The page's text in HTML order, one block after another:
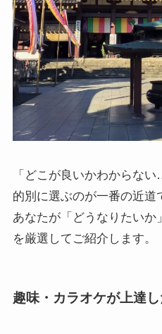
「どこが良いかわからな
的別に選ぶのが一番の近道
あなたが「どうなりたいか
を厳選してご紹介します。
趣味・カラオケが上達